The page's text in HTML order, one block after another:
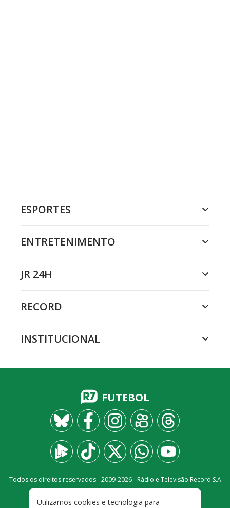
ESPORTES
ENTRETENIMENTO
JR 24H
RECORD
INSTITUCIONAL
FUTEBOL
Todos os direitos reservados - 2009-2026- Rádio e Televisão Record S.A
Utilizamos cookies e tecnologia para